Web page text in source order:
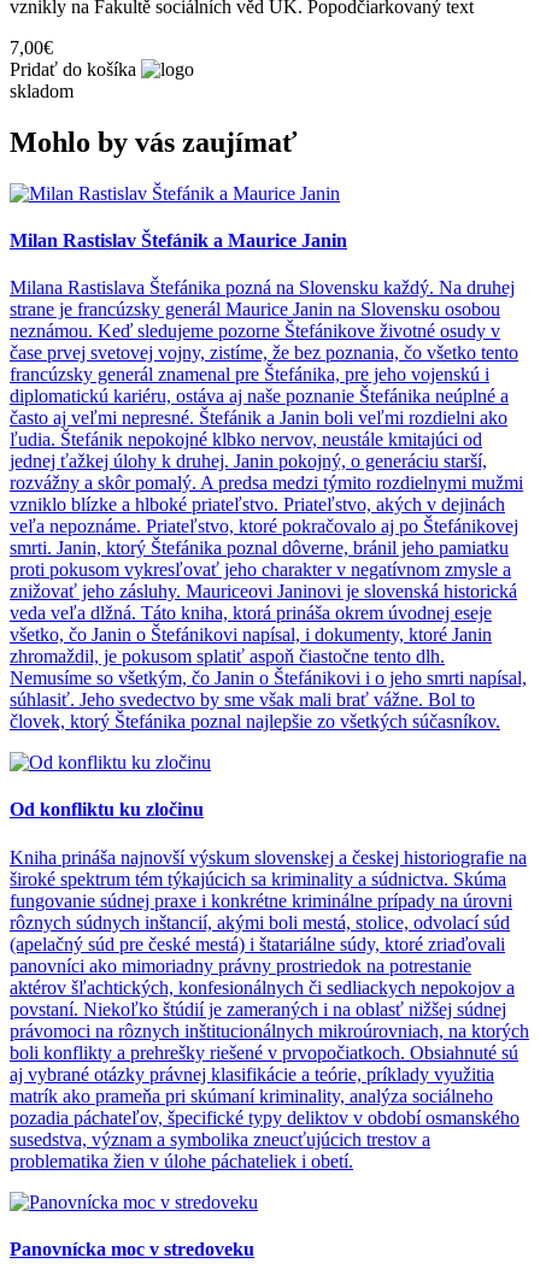
vznikly na Fakultě sociálních věd UK. Popodčiarkovaný text
7,00€
Pridať do košíka
skladom
Mohlo by vás zaujímať
Milan Rastislav Štefánik a Maurice Janin
Milana Rastislava Štefánika pozná na Slovensku každý. Na druhej
strane je francúzsky generál Maurice Janin na Slovensku osobou
neznámou. Keď sledujeme pozorne Štefánikove životné osudy v
čase prvej svetovej vojny, zistíme, že bez poznania, čo všetko tento
francúzsky generál znamenal pre Štefánika, pre jeho vojenskú i
diplomatickú kariéru, ostáva aj naše poznanie Štefánika neúplné a
často aj veľmi nepresné. Štefánik a Janin boli veľmi rozdielni ako
ľudia. Štefánik nepokojné klbko nervov, neustále kmitajúci od
jednej ťažkej úlohy k druhej. Janin pokojný, o generáciu starší,
rozvážny a skôr pomalý. A predsa medzi týmito rozdielnymi mužmi
vzniklo blízke a hlboké priateľstvo. Priateľstvo, akých v dejinách
veľa nepoznáme. Priateľstvo, ktoré pokračovalo aj po Štefánikovej
smrti. Janin, ktorý Štefánika poznal dôverne, bránil jeho pamiatku
proti pokusom vykresľovať jeho charakter v negatívnom zmysle a
znižovať jeho zásluhy. Mauriceovi Janinovi je slovenská historická
veda veľa dlžná. Táto kniha, ktorá prináša okrem úvodnej eseje
všetko, čo Janin o Štefánikovi napísal, i dokumenty, ktoré Janin
zhromaždil, je pokusom splatiť aspoň čiastočne tento dlh.
Nemusíme so všetkým, čo Janin o Štefánikovi i o jeho smrti napísal,
súhlasiť. Jeho svedectvo by sme však mali brať vážne. Bol to
človek, ktorý Štefánika poznal najlepšie zo všetkých súčasníkov.
Od konfliktu ku zločinu
Kniha prináša najnovší výskum slovenskej a českej historiografie na
široké spektrum tém týkajúcich sa kriminality a súdnictva. Skúma
fungovanie súdnej praxe i konkrétne kriminálne prípady na úrovni
rôznych súdnych inštancií, akými boli mestá, stolice, odvolací súd
(apelačný súd pre české mestá) i štatariálne súdy, ktoré zriaďovali
panovníci ako mimoriadny právny prostriedok na potrestanie
aktérov šľachtických, konfesionálnych či sedliackych nepokojov a
povstaní. Niekoľko štúdií je zameraných i na oblasť nižšej súdnej
právomoci na rôznych inštitucionálnych mikroúrovniach, na ktorých
boli konflikty a prehrešky riešené v prvopočiatkoch. Obsiahnuté sú
aj vybrané otázky právnej klasifikácie a teórie, príklady využitia
matrík ako prameňa pri skúmaní kriminality, analýza sociálneho
pozadia páchateľov, špecifické typy deliktov v období osmanského
susedstva, význam a symbolika zneucťujúcich trestov a
problematika žien v úlohe páchateliek i obetí.
Panovnícka moc v stredoveku